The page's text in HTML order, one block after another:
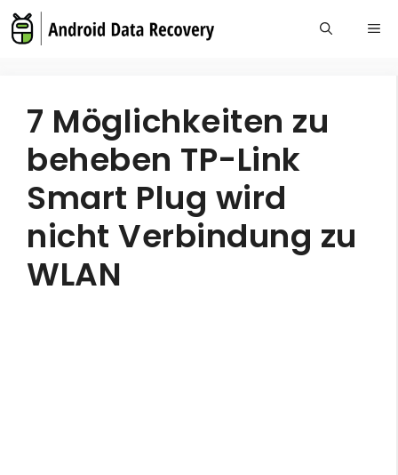
Skip
to
7 Möglichkeiten zu
beheben TP-Link
Smart Plug wird
nicht Verbindung zu
WLAN